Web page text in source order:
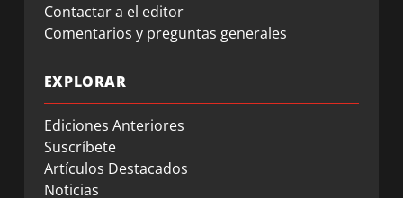
Contactar a el editor
Comentarios y preguntas generales
EXPLORAR
Ediciones Anteriores
Suscríbete
Artículos Destacados
Noticias